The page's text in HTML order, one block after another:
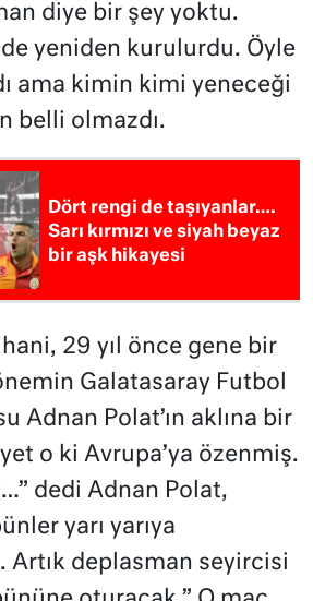
diye bir şey yoktu.
yeniden kurulurdu. Öyle
ama kimin kimi yeneceği
belli olmazdı.
Dört rengi de taşıyanlar….
Sarı kırmızı ve siyah beyaz
bir aşk hikayesi
29 yıl önce gene bir
Galatasaray Futbol
Adnan Polat’ın aklına bir
o ki Avrupa’ya özenmiş.
dedi Adnan Polat,
yarı yarıya
Artık deplasman seyircisi